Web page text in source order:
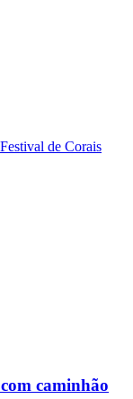
de Corais
caminhão